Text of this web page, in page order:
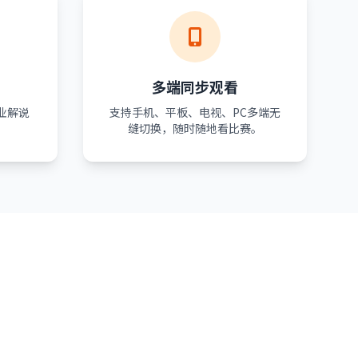
解说
多端同步观看
支持手机、平板、电视、PC多端无
缝切换，随时随地看比赛。